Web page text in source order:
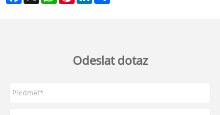
Odeslat dotaz